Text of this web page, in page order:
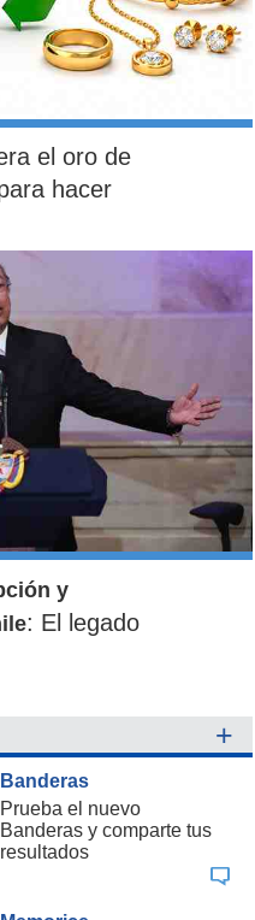
el oro de
hacer
y
: El legado
+
Banderas
Prueba el nuevo
Banderas y comparte tus
resultados